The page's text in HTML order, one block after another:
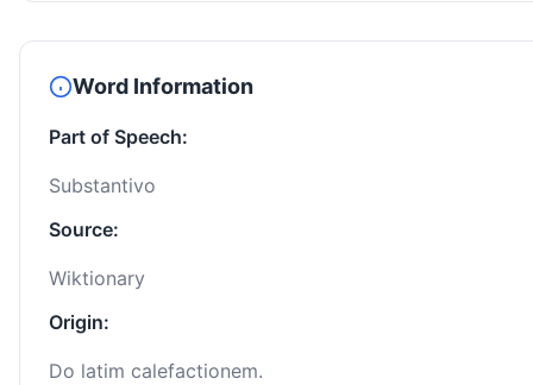
Word Information
Part of Speech:
Substantivo
Source:
Wiktionary
Origin:
Do latim calefactionem.